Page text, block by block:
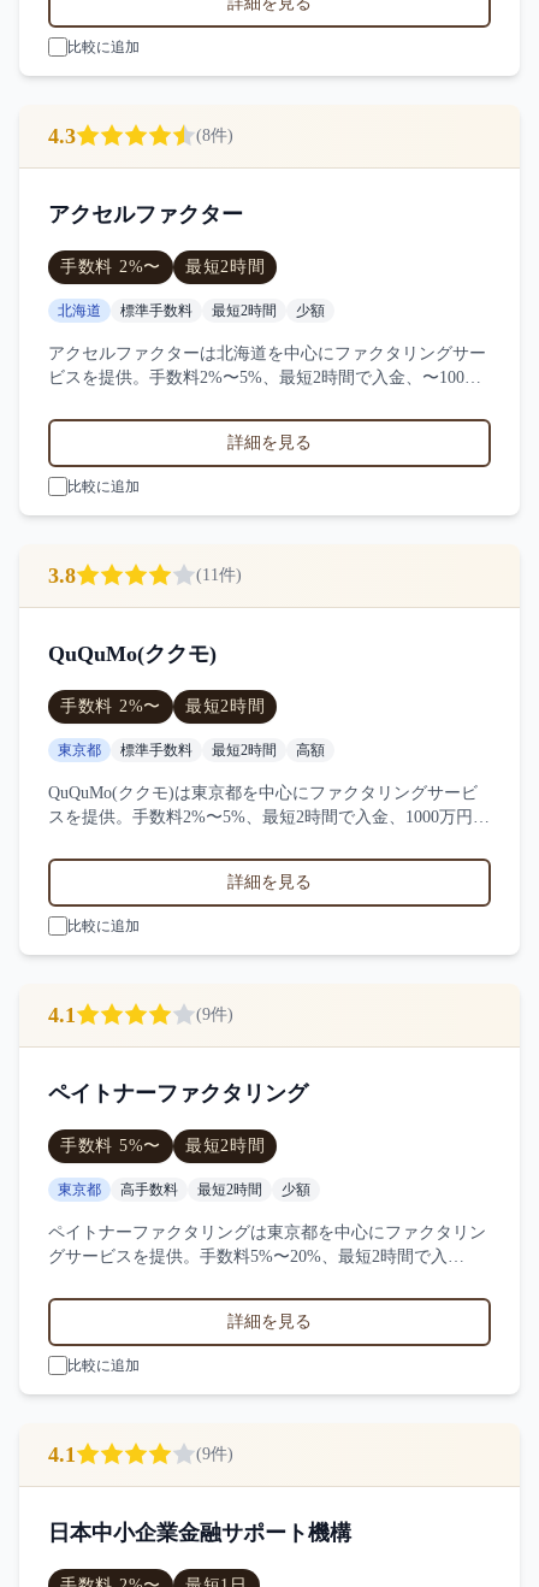
比較に追加
4.3 (8件)
アクセルファクター
手数料 2%〜 最短2時間
北海道 標準手数料 最短2時間 少額
アクセルファクターは北海道を中心にファクタリングサー
ビスを提供。手数料2%〜5%、最短2時間で入金、〜100万
績。8件の口コミ・評判からアクセルファクターの特徴を
詳細を見る
比較に追加
3.8 (11件)
QuQuMo(ククモ)
手数料 2%〜 最短2時間
東京都 標準手数料 最短2時間 高額
QuQuMo(ククモ)は東京都を中心にファクタリングサービ
スを提供。手数料2%〜5%、最短2時間で入金、1000万円〜
績。11件の口コミ・評判からQuQuMo(ククモ)の特徴を比
詳細を見る
比較に追加
4.1 (9件)
ペイトナーファクタリング
手数料 5%〜 最短2時間
東京都 高手数料 最短2時間 少額
ペイトナーファクタリングは東京都を中心にファクタリン
グサービスを提供。手数料5%〜20%、最短2時間で入
業など対応実績。9件の口コミ・評判からペイトナーファ
クタリングの特徴を比較できます。
詳細を見る
比較に追加
4.1 (9件)
日本中小企業金融サポート機構